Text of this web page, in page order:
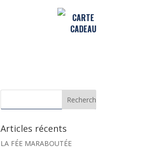
CARTE
CADEAU
Articles récents
LA FÉE MARABOUTÉE